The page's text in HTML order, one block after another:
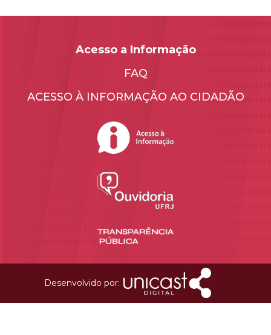
Acesso a Informação
FAQ
ACESSO À INFORMAÇÃO AO CIDADÃO
Desenvolvido por: